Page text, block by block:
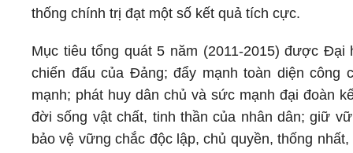
thống chính trị đạt một số kết quả tích cực.
Mục tiêu tổng quát 5 năm (2011-2015) được
chiến đấu của Đảng; đẩy mạnh toàn diện
mạnh; phát huy dân chủ và sức mạnh đại đoàn
đời sống vật chất, tinh thần của nhân dân; giữ
bảo vệ vững chắc độc lập, chủ quyền, thống